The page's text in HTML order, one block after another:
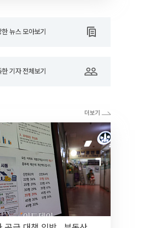
뉴스 모아보기
기자 전체보기